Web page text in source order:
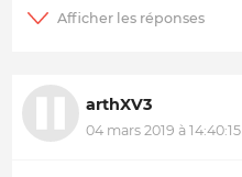
arthXV3
04 mars 2019 à 14:40:15